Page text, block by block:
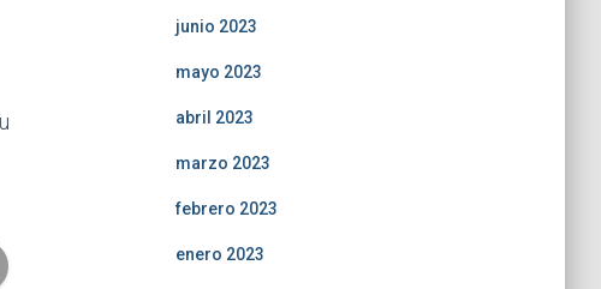
junio 2023
mayo 2023
abril 2023
marzo 2023
febrero 2023
enero 2023